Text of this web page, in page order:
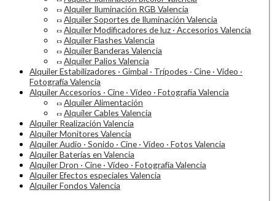
Alquiler Iluminación RGB Valencia
Alquiler Soportes de Iluminación Valencia
Alquiler Modificadores de luz · Accesorios Valencia
Alquiler Flashes Valencia
Alquiler Banderas Valencia
Alquiler Palios Valencia
Alquiler Estabilizadores · Gimbal · Trípodes · Cine · Vídeo ·
Fotografía Valencia
Alquiler Accesorios · Cine · Vídeo · Fotografía Valencia
Alquiler Alimentación
Alquiler Cables Valencia
Alquiler Realización Valencia
Alquiler Monitores Valencia
Alquiler Audio · Sonido · Cine · Vídeo · Fotos Valencia
Alquiler Baterías en Valencia
Alquiler Dron · Cine · Vídeo · Fotografía Valencia
Alquiler Efectos especiales Valencia
Alquiler Fondos Valencia